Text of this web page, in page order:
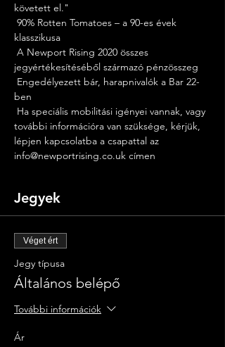
követett el."
klasszikusa
jegyértékesítéséből származó pénzösszeg
ben
további információra van szüksége, kérjük,
lépjen kapcsolatba a csapattal az
info@newportrising.co.uk címen
Jegyek
Véget ért
Jegy típusa
Általános belépő
További információk
Ár